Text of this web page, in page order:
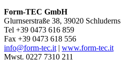
Form-TEC GmbH
Glurnserstraße 38, 39020 Schluderns
Tel +39 0473 616 859
Fax +39 0473 618 556
info@form-tec.it| www.form-tec.it
Mwst. 0227 7310 211